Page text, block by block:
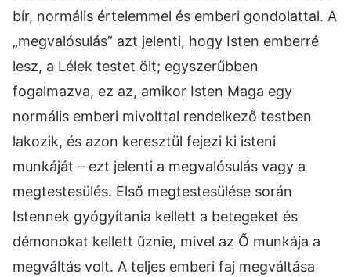
bír, normális értelemmel és emberi gondolattal. A
„megvalósulás” azt jelenti, hogy Isten emberré
lesz, a Lélek testet ölt; egyszerűbben
fogalmazva, ez az, amikor Isten Maga egy
normális emberi mivolttal rendelkező testben
lakozik, és azon keresztül fejezi ki isteni
munkáját – ezt jelenti a megvalósulás vagy a
megtestesülés. Első megtestesülése során
Istennek gyógyítania kellett a betegeket és
démonokat kellett űznie, mivel az Ő munkája a
megváltás volt. A teljes emberi faj megváltása